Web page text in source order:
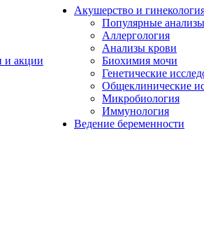
и акции
Акушерство и
Популярные анализы
Аллергология
Анализы крови
Биохимия мочи
Генетические
Общеклинические
Микробиология
Иммунология
Ведение беременности